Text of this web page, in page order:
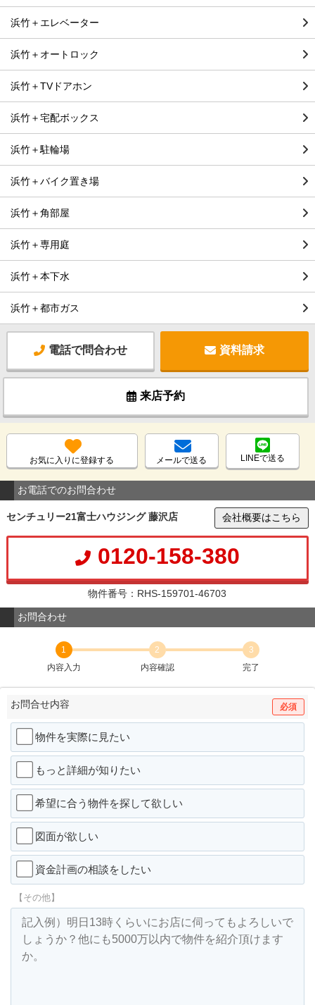
浜竹＋エレベーター
浜竹＋オートロック
浜竹＋TVドアホン
浜竹＋宅配ボックス
浜竹＋駐輪場
浜竹＋バイク置き場
浜竹＋角部屋
浜竹＋専用庭
浜竹＋本下水
浜竹＋都市ガス
電話で問合わせ 資料請求
来店予約
お気に入りに登録する メールで送る LINEで送る
お電話でのお問合わせ
センチュリー21富士ハウジング 藤沢店 会社概要はこちら
0120-158-380
物件番号：RHS-159701-46703
お問合わせ
1
内容入力
2
内容確認
3
完了
お問合せ内容 必須
物件を実際に見たい
もっと詳細が知りたい
希望に合う物件を探して欲しい
図面が欲しい
資金計画の相談をしたい
【その他】